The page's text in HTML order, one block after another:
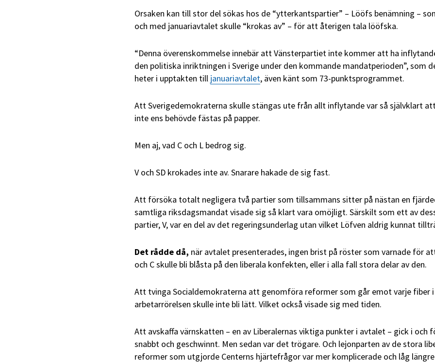
Orsaken kan till stor del sökas hos de “ytterkantspartier” – Lööfs benämning –
och med januariavtalet skulle “krokas av” – för att återigen tala lööfska.
“Denna överenskommelse innebär att Vänsterpartiet inte kommer att ha
den politiska inriktningen i Sverige under den kommande mandatperioden”, som
heter i upptakten till januariavtalet, även känt som 73-punktsprogrammet.
Att Sverigedemokraterna skulle stängas ute från allt inflytande var så självklart
inte ens behövde fästas på papper.
Men aj, vad C och L bedrog sig.
V och SD krokades inte av. Snarare hakade de sig fast.
Att försöka totalt negligera två partier som tillsammans sitter på nästan en
samtliga riksdagsmandat visade sig så klart vara omöjligt. Särskilt som ett av
partier, V, var en del av det regeringsunderlag utan vilket Löfven aldrig kunnat
Det rådde då, när avtalet presenterades, ingen brist på röster som varnade för
och C skulle bli blåsta på den liberala konfekten, eller i alla fall stora delar av den.
Att tvinga Socialdemokraterna att genomföra reformer som går emot varje fiber i
arbetarrörelsen skulle inte bli lätt. Vilket också visade sig med tiden.
Att avskaffa värnskatten – en av Liberalernas viktiga punkter i avtalet – gick i och
snabbt och geschwinnt. Men sedan var det trögare. Och lejonparten av de stora
reformer som utgjorde Centerns hjärtefrågor var mer komplicerade och låg